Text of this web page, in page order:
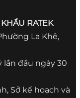
RATEK
La Khê,
lần đầu ngày 30
Sở kế hoạch và